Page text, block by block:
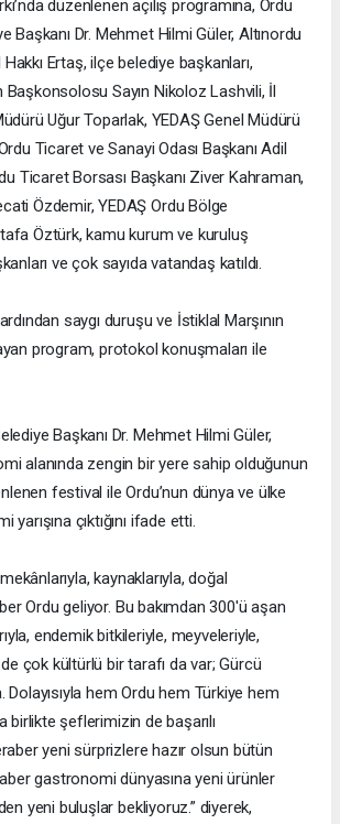
düzenlenen açılış programına, Ordu
Başkanı Dr. Mehmet Hilmi Güler, Altınordu
Ertaş, ilçe belediye başkanları,
Sayın Nikoloz Lashvili, İl
Uğur Toparlak, YEDAŞ Genel Müdürü
Ticaret ve Sanayi Odası Başkanı Adil
Ticaret Borsası Başkanı Ziver Kahraman,
Özdemir, YEDAŞ Ordu Bölge
Öztürk, kamu kurum ve kuruluş
ve çok sayıda vatandaş katıldı.
saygı duruşu ve İstiklal Marşının
program, protokol konuşmaları ile
Başkanı Dr. Mehmet Hilmi Güler,
alanında zengin bir yere sahip olduğunun
festival ile Ordu’nun dünya ve ülke
çıktığını ifade etti.
kaynaklarıyla, doğal
Ordu geliyor. Bu bakımdan 300'ü aşan
endemik bitkileriyle, meyveleriyle,
çok kültürlü bir tarafı da var; Gürcü
Dolayısıyla hem Ordu hem Türkiye hem
birlikte şeflerimizin de başarılı
yeni sürprizlere hazır olsun bütün
gastronomi dünyasına yeni ürünler
yeni buluşlar bekliyoruz.” diyerek,